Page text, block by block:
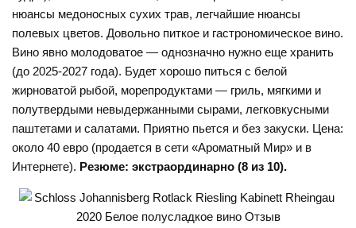
нюансы медоносных сухих трав, легчайшие нюансы
полевых цветов. Довольно питкое и гастрономическое вино.
Вино явно молодоватое — однозначно нужно еще хранить
(до 2025-2027 года). Будет хорошо питься с белой
жирноватой рыбой, морепродуктами — гриль, мягкими и
полутвердыми невыдержанными сырами, легковкусными
паштетами и салатами. Приятно пьется и без закуски. Цена:
около 40 евро (продается в сети «Ароматный Мир» и в
Интернете). Резюме: экстраординарно (8 из 10).